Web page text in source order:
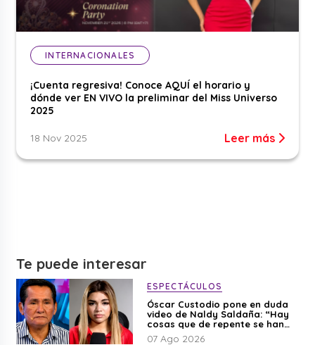
INTERNACIONALES
¡Cuenta regresiva! Conoce AQUÍ el horario y
dónde ver EN VIVO la preliminar del Miss Universo
2025
18 Nov 2025 Leer más
Te puede interesar
ESPECTÁCULOS
Óscar Custodio pone en duda
video de Naldy Saldaña: “Hay
cosas que de repente se han
editado”
07 Ago 2026